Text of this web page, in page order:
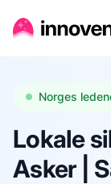
Norges
Lokale
Asker |